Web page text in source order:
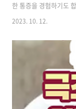
한 통증을 경험하기도
각각의 방법이 모든 사
염증제 복용 이들은 프
소시키는 약물입니다.
을 하지만 타이레놀과
아나프록스 등이 비스
테로이드 항염증제는
마다 복용합니다. 공복 ..
2023. 10. 12.